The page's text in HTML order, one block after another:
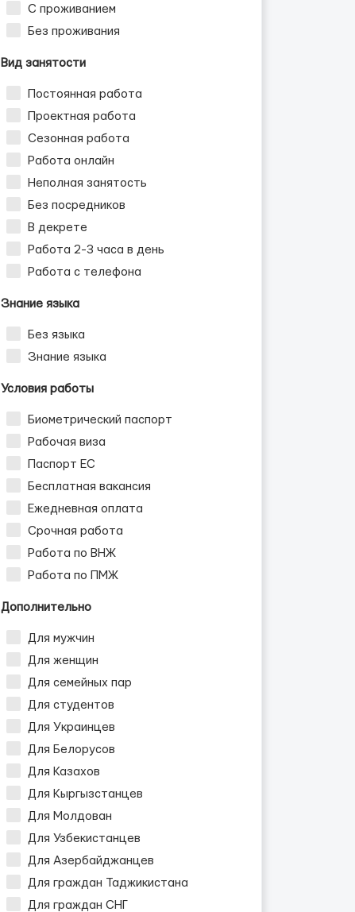
С проживанием
Без проживания
Вид занятости
Постоянная работа
Проектная работа
Сезонная работа
Работа онлайн
Неполная занятость
Без посредников
В декрете
Работа 2-3 часа в день
Работа с телефона
Знание языка
Без языка
Знание языка
Условия работы
Биометрический паспорт
Рабочая виза
Паспорт ЕС
Бесплатная вакансия
Ежедневная оплата
Срочная работа
Работа по ВНЖ
Работа по ПМЖ
Дополнительно
Для мужчин
Для женщин
Для семейных пар
Для студентов
Для Украинцев
Для Белорусов
Для Казахов
Для Кыргызстанцев
Для Молдован
Для Узбекистанцев
Для Азербайджанцев
Для граждан Таджикистана
Для граждан СНГ